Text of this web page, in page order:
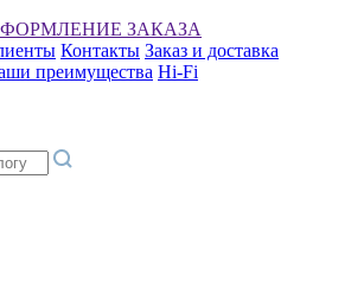
ЗАКАЗА
Контакты Заказ и доставка
преимущества Hi-Fi